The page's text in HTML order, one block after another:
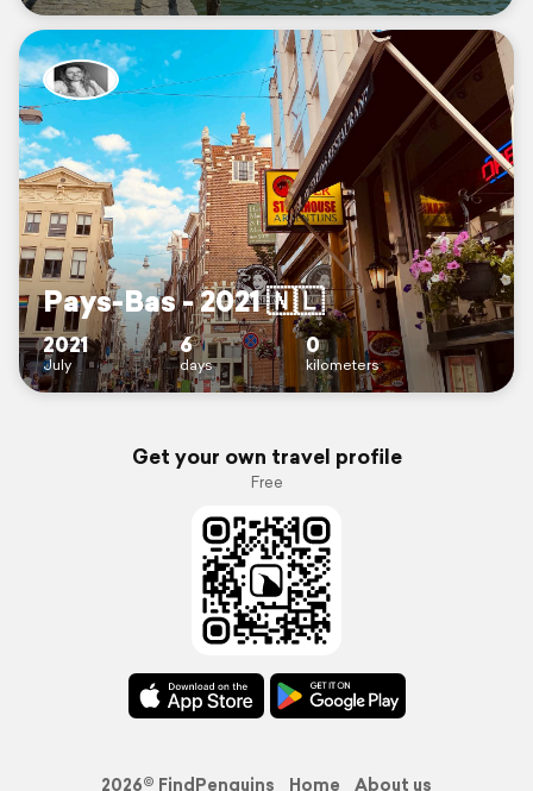
Pays-Bas - 2021 🇳🇱
2021
July
6
days
0
kilometers
Get your own travel profile
Free
2026© FindPenguins Home About us